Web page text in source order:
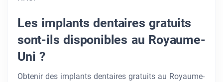
Les implants dentaires gratuits
sont-ils disponibles au Royaume-
Uni ?
Obtenir des implants dentaires gratuits au Royaume-